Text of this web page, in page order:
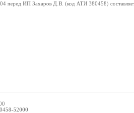
перед ИП Захаров Д.В. (код АТИ 380458)
52000